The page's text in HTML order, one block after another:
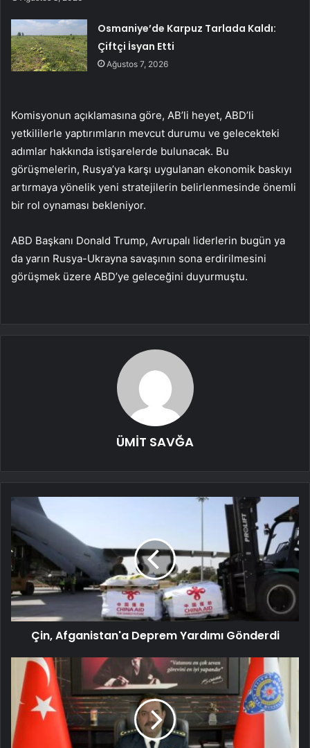
Osmaniye’de Karpuz Tarlada Kaldı:
Çiftçi İsyan Etti
Ağustos 7, 2026
Komisyonun açıklamasına göre, AB’li heyet, ABD’li
yetkililerle yaptırımların mevcut durumu ve gelecekteki
adımlar hakkında istişarelerde bulunacak. Bu
görüşmelerin, Rusya’ya karşı uygulanan ekonomik baskıyı
artırmaya yönelik yeni stratejilerin belirlenmesinde önemli
bir rol oynaması bekleniyor.
ABD Başkanı Donald Trump, Avrupalı liderlerin bugün ya
da yarın Rusya-Ukrayna savaşının sona erdirilmesini
görüşmek üzere ABD’ye geleceğini duyurmuştu.
ÜMİT SAVĞA
Çin, Afganistan'a Deprem Yardımı Gönderdi